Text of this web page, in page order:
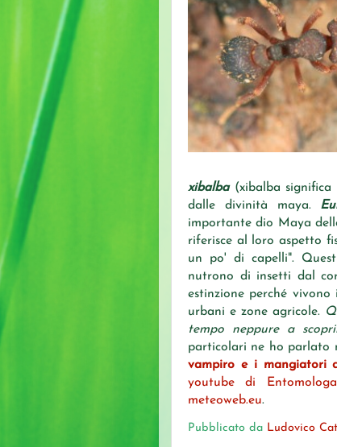
xibalba(xibalba significa
dalle divinità maya.
importante dio Maya
riferisce al loro aspetto
un po' di capelli".
nutrono di insetti dal
estinzione perché
urbani e zone agricole.
tempo neppure a
particolari ne ho parlato
vampiro e i mangiatori
youtube di
meteoweb.eu.
Pubblicato da Ludovico